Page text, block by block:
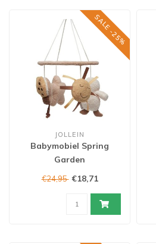
SALE -25%
JOLLEIN
Babymobiel Spring
Garden
€24,95 €18,71